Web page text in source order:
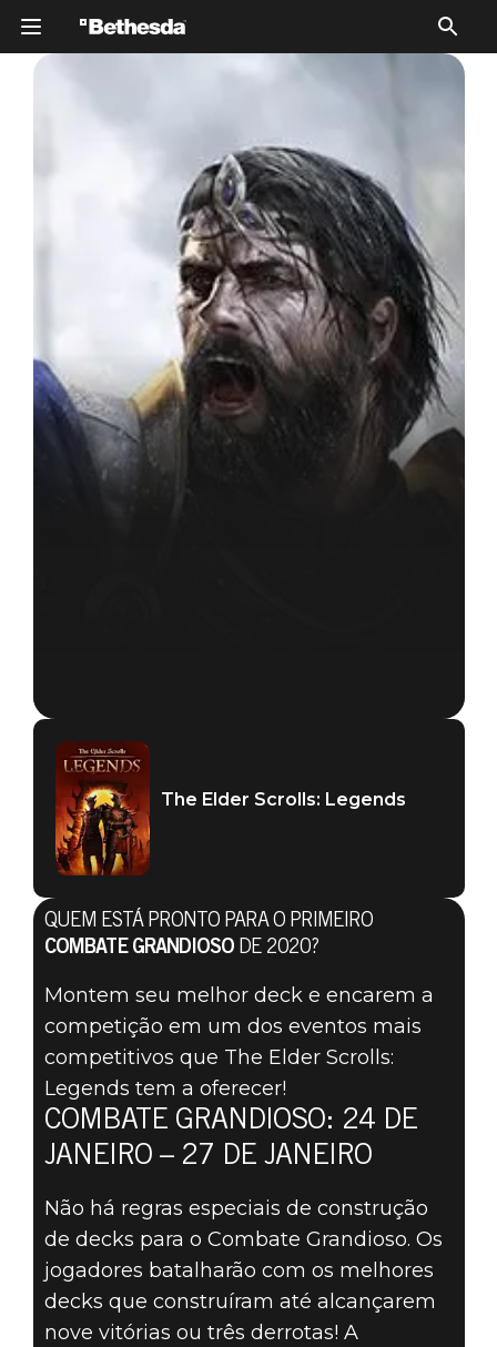
22 de janeiro de 2020
PREPAREM-SE
PARA O
COMBATE
GRANDIOSO EM
24 DE JANEIRO!
The Elder Scrolls: Legends
QUEM ESTÁ PRONTO PARA O PRIMEIRO
COMBATE GRANDIOSODE 2020?
Montem seu melhor deck e encarem a
competição em um dos eventos mais
competitivos que The Elder Scrolls:
Legends tem a oferecer!
COMBATE GRANDIOSO: 24 DE
JANEIRO – 27 DE JANEIRO
Não há regras especiais de construção
de decks para o Combate Grandioso. Os
jogadores batalharão com os melhores
decks que construíram até alcançarem
nove vitórias ou três derrotas! A